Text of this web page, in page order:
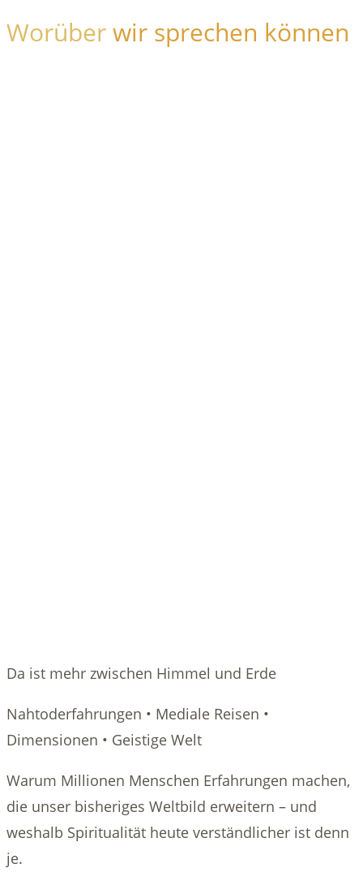
Worüberwir sprechen können
Da ist mehr zwischen Himmel und Erde
Nahtoderfahrungen • Mediale Reisen •
Dimensionen • Geistige Welt
Warum Millionen Menschen Erfahrungen machen,
die unser bisheriges Weltbild erweitern – und
weshalb Spiritualität heute verständlicher ist denn
je.